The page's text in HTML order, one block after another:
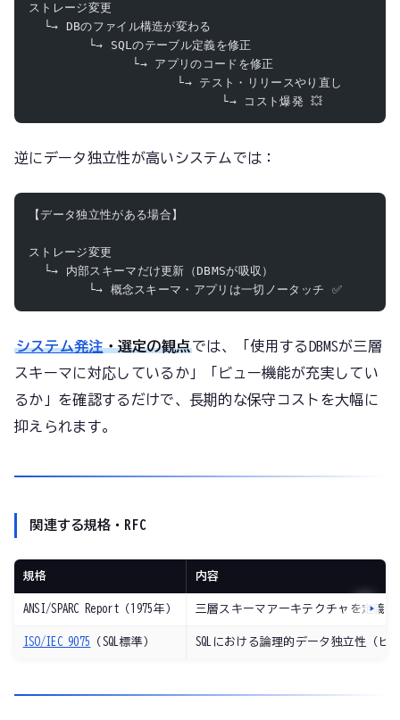
ストレージ変更
  └→ DBのファイル構造が変わる
        └→ SQLのテーブル定義を修正
              └→ アプリのコードを修正
                    └→ テスト・リリースやり直し
                          └→ コスト爆発 💥
逆にデータ独立性が高いシステムでは：
【データ独立性がある場合】
ストレージ変更
  └→ 内部スキーマだけ更新（DBMSが吸収）
        └→ 概念スキーマ・アプリは一切ノータッチ ✅
システム発注・選定の観点では、「使用するDBMSが三層
スキーマに対応しているか」「ビュー機能が充実してい
るか」を確認するだけで、長期的な保守コストを大幅に
抑えられます。
関連する規格・RFC
規格 内容
ANSI/SPARC Report（1975年） 三層スキーマアーキテクチャを定義
ISO/IEC 9075 （SQL標準） SQLにおける論理的データ独立性（ビ